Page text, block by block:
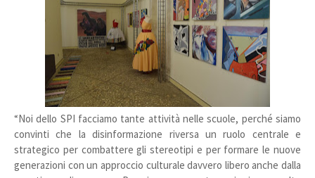
“Noi dello SPI facciamo tante attività nelle scuole, perché siamo
convinti che la disinformazione riversa un ruolo centrale e
strategico per combattere gli stereotipi e per formare le nuove
generazioni con un approccio culturale davvero libero anche dalla